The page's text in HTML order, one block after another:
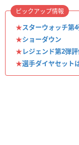
★スターウォッチ第
★ショーダウン
★レジェンド第2弾
★選手ダイヤセット
ピックアップ情報